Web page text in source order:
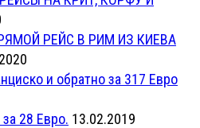
РЕЙС В РИМ ИЗ КИЕВА
и обратно за 317 Евро
28 Евро. 13.02.2019